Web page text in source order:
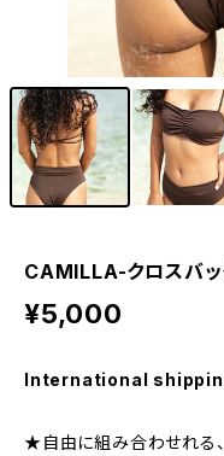
CAMILLA-クロスバ
¥5,000
International
★自由に組み合わせれる